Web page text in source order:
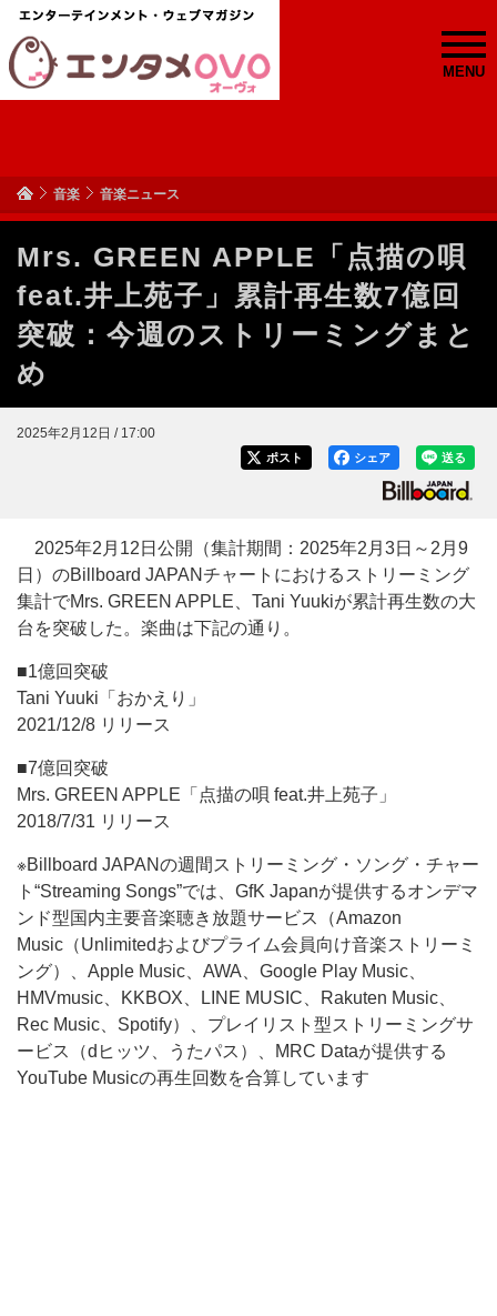
MENU
音楽 音楽ニュース
Mrs. GREEN APPLE「点描の唄
feat.井上苑子」累計再生数7億回
突破：今週のストリーミングまと
め
2025年2月12日 / 17:00
送る
シェア
ポスト
2025年2月12日公開（集計期間：2025年2月3日～2月9
日）のBillboard JAPANチャートにおけるストリーミング
集計でMrs. GREEN APPLE、Tani Yuukiが累計再生数の大
台を突破した。楽曲は下記の通り。
■1億回突破
Tani Yuuki「おかえり」
2021/12/8 リリース
■7億回突破
Mrs. GREEN APPLE「点描の唄 feat.井上苑子」
2018/7/31 リリース
※Billboard JAPANの週間ストリーミング・ソング・チャー
ト“Streaming Songs”では、GfK Japanが提供するオンデマ
ンド型国内主要音楽聴き放題サービス（Amazon
Music（Unlimitedおよびプライム会員向け音楽ストリーミ
ング）、Apple Music、AWA、Google Play Music、
HMVmusic、KKBOX、LINE MUSIC、Rakuten Music、
Rec Music、Spotify）、プレイリスト型ストリーミングサ
ービス（dヒッツ、うたパス）、MRC Dataが提供する
YouTube Musicの再生回数を合算しています